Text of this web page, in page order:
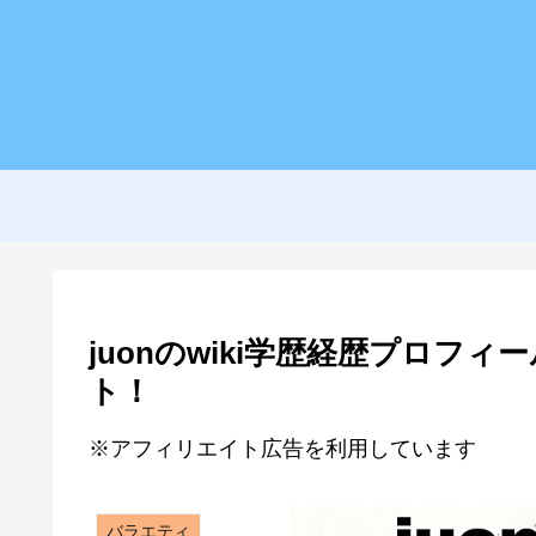
juonのwiki学歴経歴プロフィ
ト！
※アフィリエイト広告を利用しています
バラエティ